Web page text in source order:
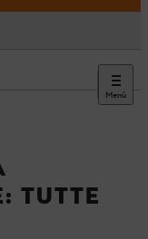
Menù
TUTTE